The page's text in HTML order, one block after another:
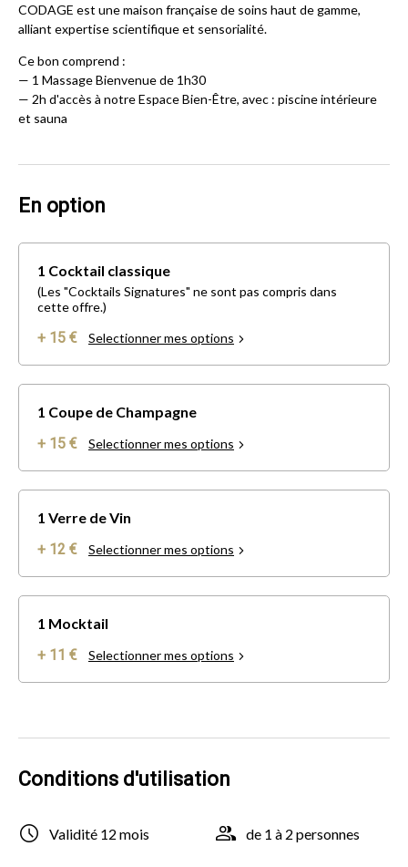
CODAGE est une maison française de soins haut de gamme,
alliant expertise scientifique et sensorialité.
Ce bon comprend :
— 1 Massage Bienvenue de 1h30
— 2h d'accès à notre Espace Bien-Être, avec : piscine intérieure
et sauna
En option
1 Cocktail classique
(Les "Cocktails Signatures" ne sont pas compris dans
cette offre.)
+ 15 € Selectionner mes options
1 Coupe de Champagne
+ 15 €
Selectionner mes options
1 Verre de Vin
+ 12 €
Selectionner mes options
1 Mocktail
+ 11 €
Selectionner mes options
Conditions d'utilisation
Validité 12 mois de 1 à 2 personnes